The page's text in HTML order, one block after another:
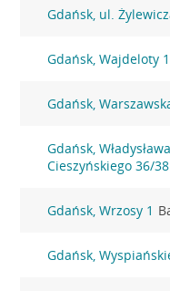
Gdańsk, ul.
Gdańsk, Wajdeloty
Gdańsk,
Gdańsk, Władysława
Cieszyńskiego 36/38
Gdańsk, Wrzosy 1
Gdańsk,